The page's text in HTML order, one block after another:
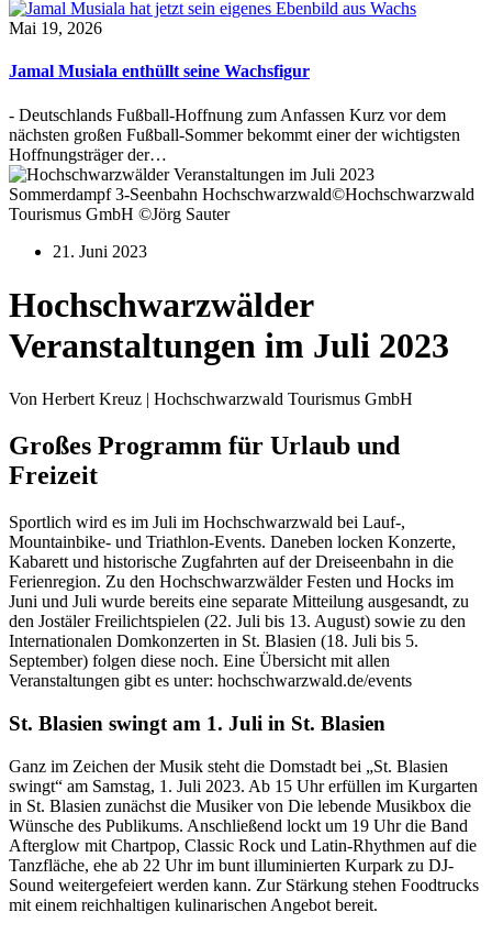
Mai 19, 2026
Jamal Musiala enthüllt seine Wachsfigur
- Deutschlands Fußball-Hoffnung zum Anfassen Kurz vor dem
nächsten großen Fußball-Sommer bekommt einer der wichtigsten
Hoffnungsträger der…
Sommerdampf 3-Seenbahn Hochschwarzwald©Hochschwarzwald
Tourismus GmbH ©Jörg Sauter
21. Juni 2023
Hochschwarzwälder
Veranstaltungen im Juli 2023
Von Herbert Kreuz | Hochschwarzwald Tourismus GmbH
Großes Programm für Urlaub und
Freizeit
Sportlich wird es im Juli im Hochschwarzwald bei Lauf-,
Mountainbike- und Triathlon-Events. Daneben locken Konzerte,
Kabarett und historische Zugfahrten auf der Dreiseenbahn in die
Ferienregion. Zu den Hochschwarzwälder Festen und Hocks im
Juni und Juli wurde bereits eine separate Mitteilung ausgesandt, zu
den Jostäler Freilichtspielen (22. Juli bis 13. August) sowie zu den
Internationalen Domkonzerten in St. Blasien (18. Juli bis 5.
September) folgen diese noch. Eine Übersicht mit allen
Veranstaltungen gibt es unter: hochschwarzwald.de/events
St. Blasien swingt am 1. Juli in St. Blasien
Ganz im Zeichen der Musik steht die Domstadt bei „St. Blasien
swingt“ am Samstag, 1. Juli 2023. Ab 15 Uhr erfüllen im Kurgarten
in St. Blasien zunächst die Musiker von Die lebende Musikbox die
Wünsche des Publikums. Anschließend lockt um 19 Uhr die Band
Afterglow mit Chartpop, Classic Rock und Latin-Rhythmen auf die
Tanzfläche, ehe ab 22 Uhr im bunt illuminierten Kurpark zu DJ-
Sound weitergefeiert werden kann. Zur Stärkung stehen Foodtrucks
mit einem reichhaltigen kulinarischen Angebot bereit.